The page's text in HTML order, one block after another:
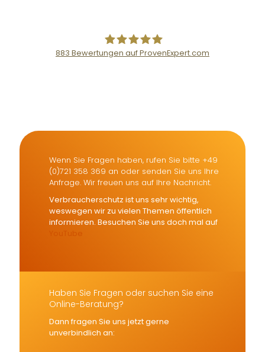
Finanzberater Karlsruhe
883 Bewertungen auf ProvenExpert.com
Wenn Sie Fragen haben, rufen Sie bitte +49
(0)721 358 369 an oder senden Sie uns Ihre
Anfrage. Wir freuen uns auf Ihre Nachricht.
Verbraucherschutz ist uns sehr wichtig,
weswegen wir zu vielen Themen öffentlich
informieren. Besuchen Sie uns doch mal auf
YouTube
Haben Sie Fragen oder suchen Sie eine
Online-Beratung?
Dann fragen Sie uns jetzt gerne
unverbindlich an: